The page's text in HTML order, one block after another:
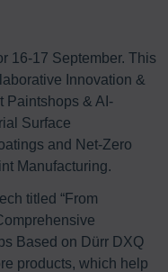
16-17 September. This
Innovation &
Paintshops & AI-
Surface
and Net-Zero
Manufacturing.
titled “From
Based on Dürr DXQ
products, which help